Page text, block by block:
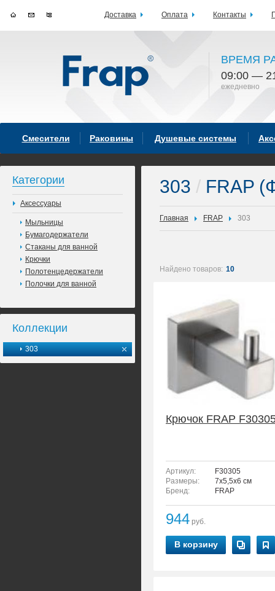
ВРЕМЯ
09:00 —
ежедневно
Смесители Раковины Душевые системы
Категории
Аксессуары
Мыльницы
Бумагодержатели
Стаканы для ванной
Крючки
Полотенцедержатели
Полочки для ванной
Коллекции
303
303 / FRAP
Главная FRAP 303
Найдено товаров: 10
Крючок FRAP
Артикул:
F30305
Размеры:
7x5,5x6 см
Бренд:
FRAP
944 руб.
В корзину
Доставка Оплата Контакты